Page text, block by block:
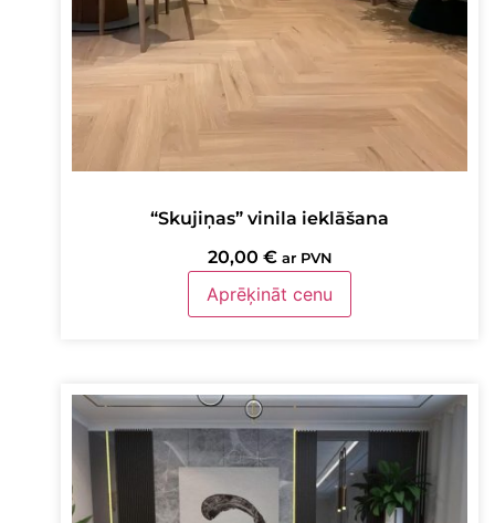
“Skujiņas” vinila ieklāšana
20,00 € ar PVN
Aprēķināt cenu